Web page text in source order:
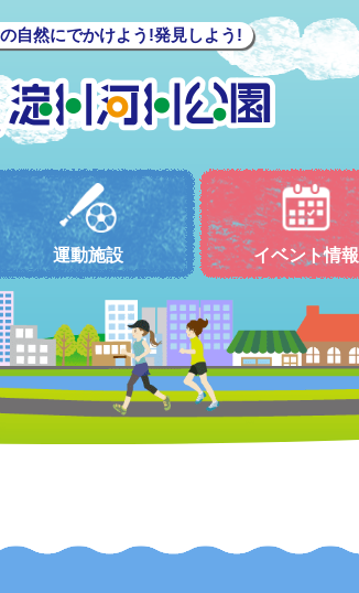
自然にでかけよう!発見しよう!
運動施設 イベント情報